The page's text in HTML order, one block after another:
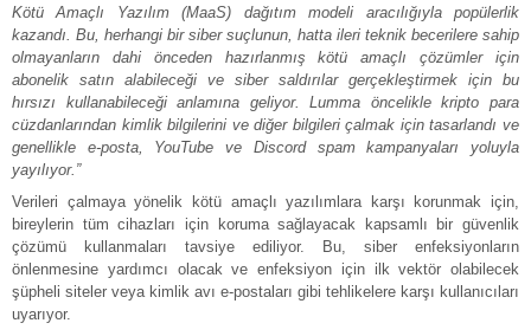
Kötü Amaçlı Yazılım (MaaS) dağıtım modeli aracılığıyla popülerlik
kazandı. Bu, herhangi bir siber suçlunun, hatta ileri teknik becerilere sahip
olmayanların dahi önceden hazırlanmış kötü amaçlı çözümler için
abonelik satın alabileceği ve siber saldırılar gerçekleştirmek için bu
hırsızı kullanabileceği anlamına geliyor. Lumma öncelikle kripto para
cüzdanlarından kimlik bilgilerini ve diğer bilgileri çalmak için tasarlandı ve
genellikle e-posta, YouTube ve Discord spam kampanyaları yoluyla
yayılıyor.”
Verileri çalmaya yönelik kötü amaçlı yazılımlara karşı korunmak için,
bireylerin tüm cihazları için koruma sağlayacak kapsamlı bir güvenlik
çözümü kullanmaları tavsiye ediliyor. Bu, siber enfeksiyonların
önlenmesine yardımcı olacak ve enfeksiyon için ilk vektör olabilecek
şüpheli siteler veya kimlik avı e-postaları gibi tehlikelere karşı kullanıcıları
uyarıyor.